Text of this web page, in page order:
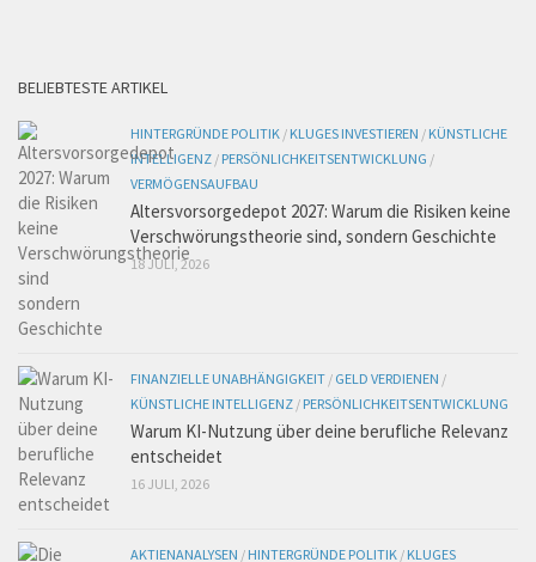
BELIEBTESTE ARTIKEL
HINTERGRÜNDE POLITIK / KLUGES INVESTIEREN / KÜNSTLICHE
INTELLIGENZ / PERSÖNLICHKEITSENTWICKLUNG /
VERMÖGENSAUFBAU
Altersvorsorgedepot 2027: Warum die Risiken keine
Verschwörungstheorie sind, sondern Geschichte
18 JULI, 2026
FINANZIELLE UNABHÄNGIGKEIT / GELD VERDIENEN /
KÜNSTLICHE INTELLIGENZ / PERSÖNLICHKEITSENTWICKLUNG
Warum KI-Nutzung über deine berufliche Relevanz
entscheidet
16 JULI, 2026
AKTIENANALYSEN / HINTERGRÜNDE POLITIK / KLUGES